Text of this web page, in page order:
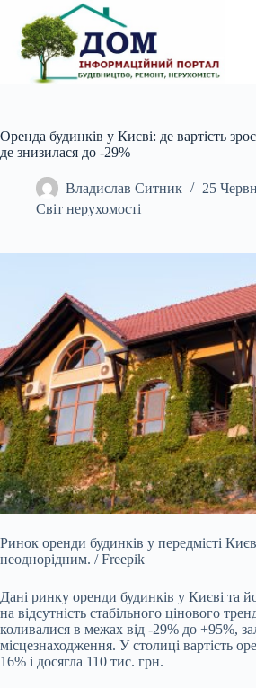
вмісту
Оренда будинків у Києві: де вартість
де знизилася до -29%
Владислав Ситник
25
Світ нерухомості
Ринок оренди будинків у передмісті
неоднорідним. / Freepik
Дані ринку оренди будинків у Києві та
на відсутність стабільного цінового
коливалися в межах від -29% до +95%,
місцезнаходження. У столиці вартість
16% і досягла 110 тис. грн.